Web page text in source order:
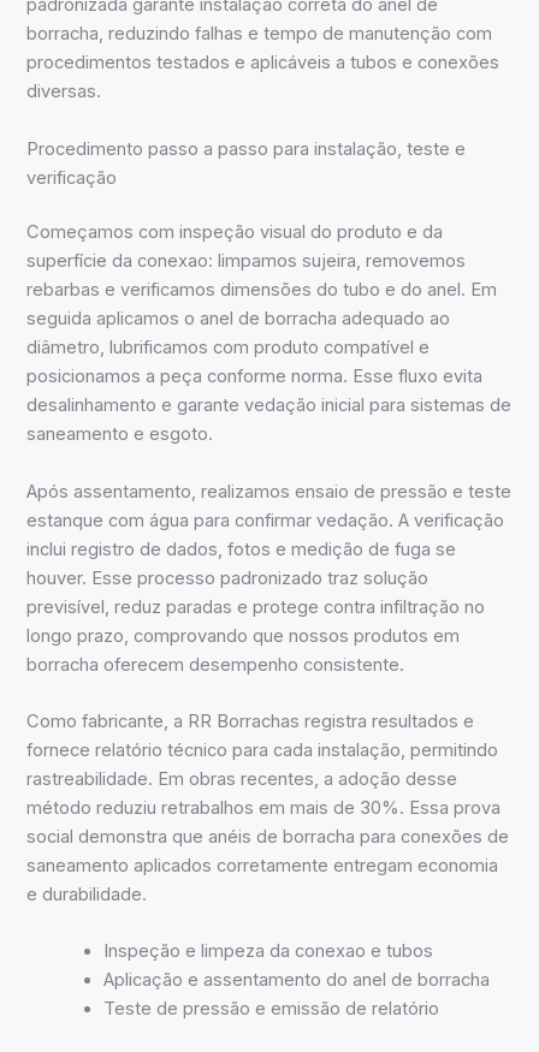
padronizada garante instalação correta do anel de
borracha, reduzindo falhas e tempo de manutenção com
procedimentos testados e aplicáveis a tubos e conexões
diversas.
Procedimento passo a passo para instalação, teste e
verificação
Começamos com inspeção visual do produto e da
superfície da conexao: limpamos sujeira, removemos
rebarbas e verificamos dimensões do tubo e do anel. Em
seguida aplicamos o anel de borracha adequado ao
diâmetro, lubrificamos com produto compatível e
posicionamos a peça conforme norma. Esse fluxo evita
desalinhamento e garante vedação inicial para sistemas de
saneamento e esgoto.
Após assentamento, realizamos ensaio de pressão e teste
estanque com água para confirmar vedação. A verificação
inclui registro de dados, fotos e medição de fuga se
houver. Esse processo padronizado traz solução
previsível, reduz paradas e protege contra infiltração no
longo prazo, comprovando que nossos produtos em
borracha oferecem desempenho consistente.
Como fabricante, a RR Borrachas registra resultados e
fornece relatório técnico para cada instalação, permitindo
rastreabilidade. Em obras recentes, a adoção desse
método reduziu retrabalhos em mais de 30%. Essa prova
social demonstra que anéis de borracha para conexões de
saneamento aplicados corretamente entregam economia
e durabilidade.
Inspeção e limpeza da conexao e tubos
Aplicação e assentamento do anel de borracha
Teste de pressão e emissão de relatório